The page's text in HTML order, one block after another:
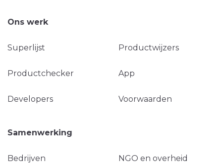
Ons werk
Superlijst Productwijzers
Productchecker App
Developers Voorwaarden
Samenwerking
Bedrijven NGO en overheid